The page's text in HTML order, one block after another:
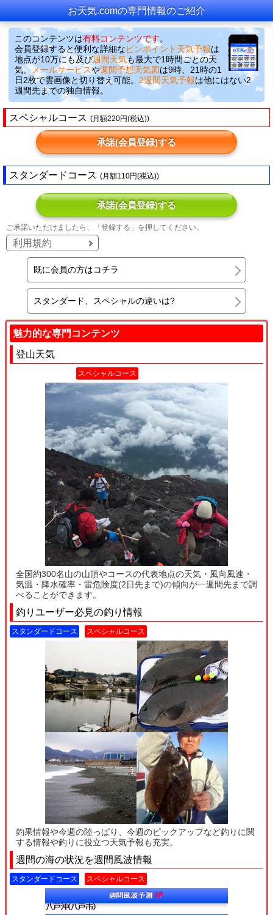
お天気.comの専門情報のご紹介
このコンテンツは有料コンテンツです。
会員登録すると便利な詳細なピンポイント天気予報は
地点が10万にも及び週間天気も最大で1時間ごとの天
気。 メールサービスや週間予想天気図は9時、21時の1
日2枚で雲画像と切り替え可能。 2週間天気予報は他にはない2
週間先までの独自情報。
スペシャルコース (月額220円(税込))
承諾(会員登録)する
スタンダードコース (月額110円(税込))
承諾(会員登録)する
ご承諾いただけましたら、「登録する」を押してください。
利用規約
既に会員の方はコチラ
スタンダード、スペシャルの違いは?
魅力的な専門コンテンツ
登山天気
スペシャルコース
全国約300名山の山頂やコースの代表地点の天気・風向風速・
気温・降水確率・雷危険度(2日先まで)の傾向が一週間先まで調
べることができます。
釣りユーザー必見の釣り情報
スタンダードコース スペシャルコース
釣果情報や今週の陸っぱり、今週のピックアップなど釣りに関
する情報や釣りに役立つ天気予報も充実。
週間の海の状況を週間風波情報
スタンダードコース スペシャルコース